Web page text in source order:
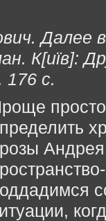
Далее
К[иїв]:
176 с.